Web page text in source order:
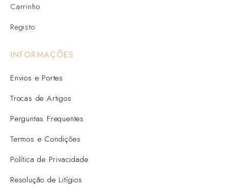
Carrinho
Registo
INFORMAÇÕES
Envios e Portes
Trocas de Artigos
Perguntas Frequentes
Termos e Condições
Política de Privacidade
Resolução de Litígios